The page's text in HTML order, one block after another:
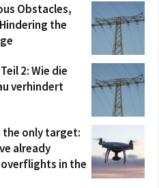
Obstacles,
the
2: Wie die
verhindert
the only target:
already
in the